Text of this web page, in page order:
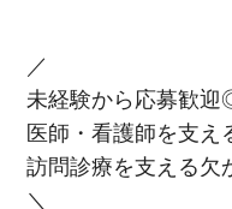
／
未経験から応募歓
医師・看護師を支え
訪問診療を支える欠
＼